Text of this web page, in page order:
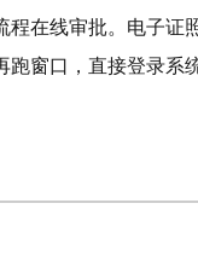
程在线审批。电子
跑窗口，直接登录